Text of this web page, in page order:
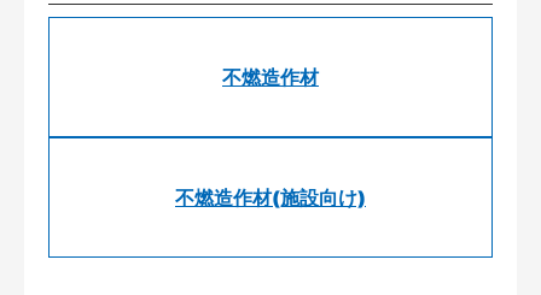
不燃造作材
不燃造作材(施設向け)